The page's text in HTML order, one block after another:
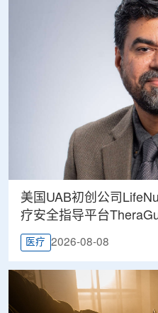
美国UAB初创公司
疗安全指导平台
医疗 2026-08-08